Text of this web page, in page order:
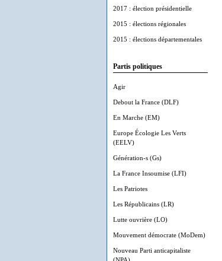
2017 : élection présidentielle
2015 : élections régionales
2015 : élections départementales
Partis politiques
Agir
Debout la France (DLF)
En Marche (EM)
Europe Écologie Les Verts
(EELV)
Génération-s (Gs)
La France Insoumise (LFI)
Les Patriotes
Les Républicains (LR)
Lutte ouvrière (LO)
Mouvement démocrate (MoDem)
Nouveau Parti anticapitaliste